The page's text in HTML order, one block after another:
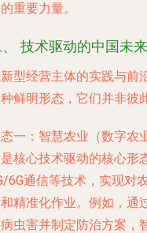
重要力量。
技术驱动的中国未
型经营主体的实践与前
鲜明形态，它们并非彼
一：智慧农业（数字农
核心技术驱动的核心形
6G通信等技术，实现对
精准化作业。例如，通
虫害并制定防治方案，